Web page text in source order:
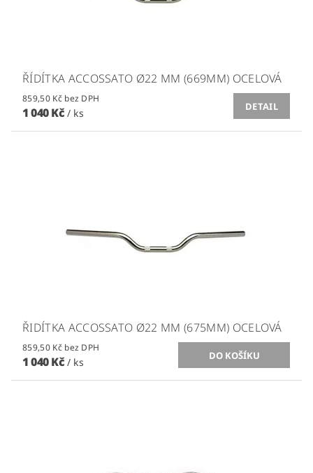
ŘÍDÍTKA ACCOSSATO Ø22 MM (669MM) OCELOVÁ
859,50 Kč bez DPH
1 040 Kč / ks
DETAIL
ŘIDÍTKA ACCOSSATO Ø22 MM (675MM) OCELOVÁ
859,50 Kč bez DPH
1 040 Kč / ks